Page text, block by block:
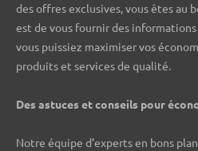
des offres exclusives, vous êtes au
est de vous fournir des
vous puissiez maximiser vos
produits et services de qualité.
Des astuces et conseils pour
Notre équipe d’experts en bons